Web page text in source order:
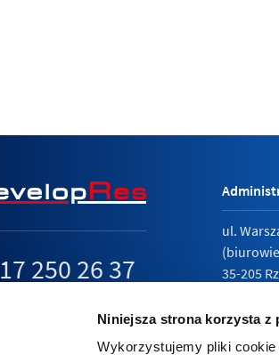
Niniejsza strona korzysta z
Wykorzystujemy pliki
17 250 26 37
ul.
35-205
17